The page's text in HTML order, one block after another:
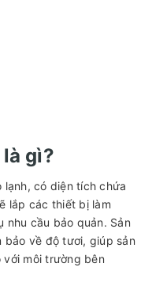
gì?
lạnh, có diện tích chứa
lắp các thiết bị làm
nhu cầu bảo quản. Sản
bảo về độ tươi, giúp sản
với môi trường bên